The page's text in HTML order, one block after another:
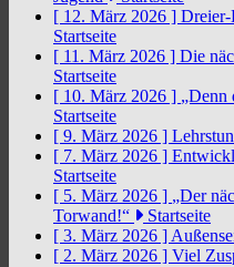
[ 12. März 2026 ] Dreier-
Startseite
[ 11. März 2026 ] Die
Startseite
[ 10. März 2026 ] „Denn
Startseite
[ 9. März 2026 ]
[ 7. März 2026 ]
Startseite
[ 5. März 2026 ] „Der
Torwand!“
Startseite
[ 3. März 2026 ]
[ 2. März 2026 ] Viel